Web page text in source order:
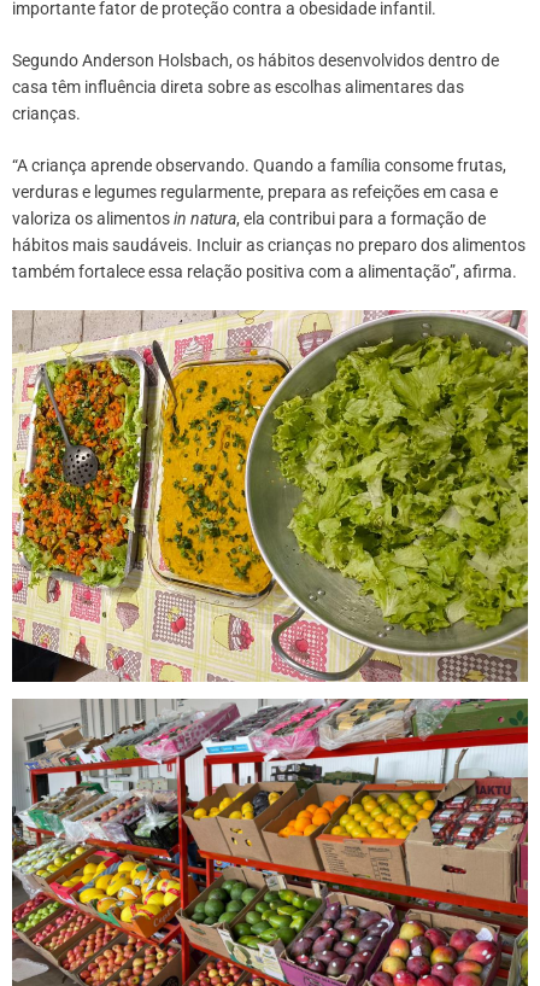
importante fator de proteção contra a obesidade infantil.
Segundo Anderson Holsbach, os hábitos desenvolvidos dentro de
casa têm influência direta sobre as escolhas alimentares das
crianças.
“A criança aprende observando. Quando a família consome frutas,
verduras e legumes regularmente, prepara as refeições em casa e
valoriza os alimentosin natura, ela contribui para a formação de
hábitos mais saudáveis. Incluir as crianças no preparo dos alimentos
também fortalece essa relação positiva com a alimentação”, afirma.